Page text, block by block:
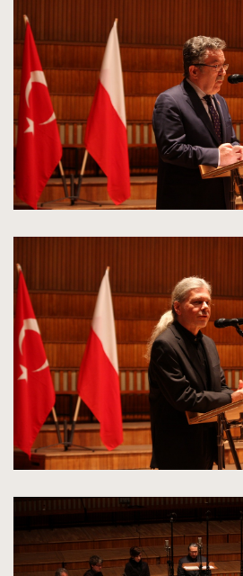
do
rozmiarów
oryginalnych
spowoduje
zdjęcia
do
rozmiarów
oryginalnych
spowoduje
powiększenie
zdjęcia
do
rozmiarów